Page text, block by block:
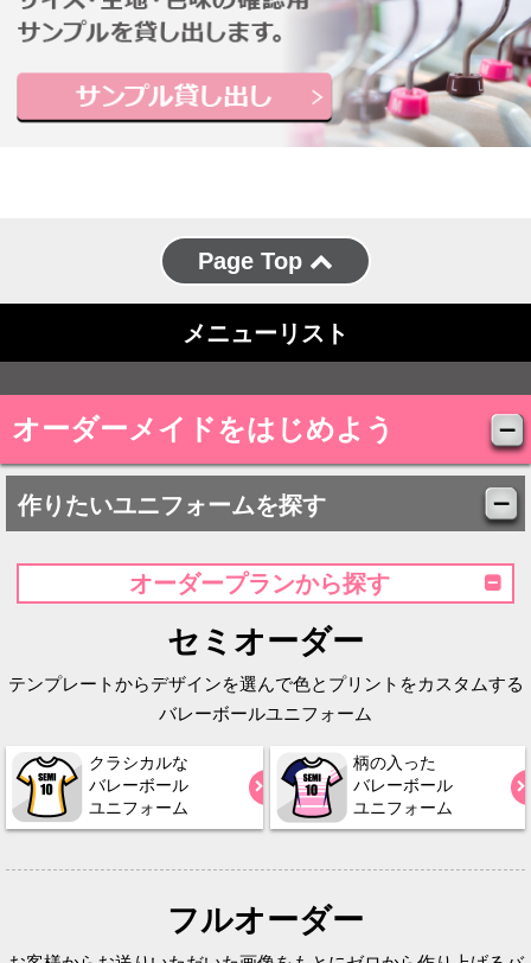
Page Top
メニューリスト
オーダーメイドをはじめよう
作りたいユニフォームを探す
オーダープランから探す
セミオーダー
テンプレートからデザインを選んで色とプリントをカスタムする
バレーボールユニフォーム
クラシカルな
バレーボール
ユニフォーム
柄の入った
バレーボール
ユニフォーム
フルオーダー